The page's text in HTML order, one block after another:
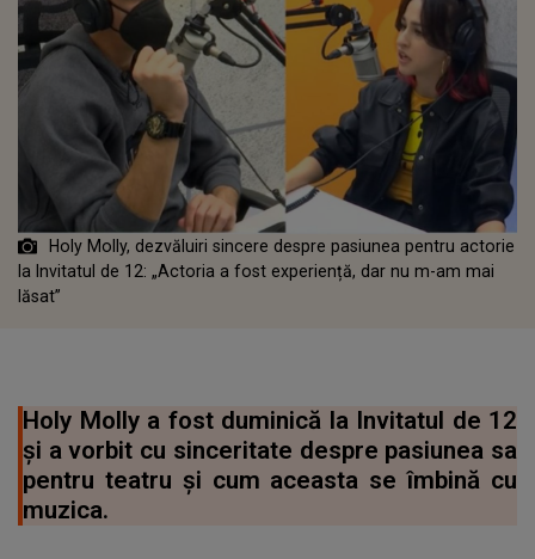
Holy Molly, dezvăluiri sincere despre pasiunea pentru actorie
la Invitatul de 12: „Actoria a fost experiență, dar nu m-am mai
lăsat”
Holy Molly a fost duminică la Invitatul de 12
și a vorbit cu sinceritate despre pasiunea sa
pentru teatru și cum aceasta se îmbină cu
muzica.